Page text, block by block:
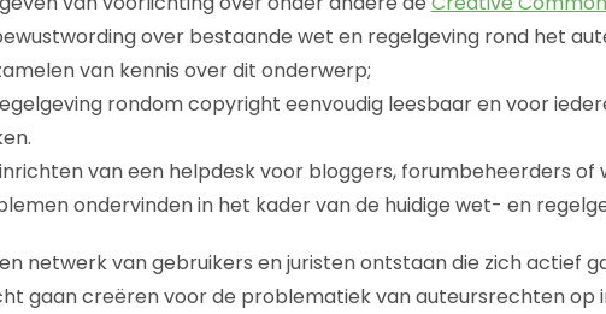
over bestaande wet en regelgeving rond het
van kennis over dit onderwerp;
rondom copyright eenvoudig leesbaar en voor
van een helpdesk voor bloggers, forumbeheerders of
ondervinden in het kader van de huidige wet- en
netwerk van gebruikers en juristen ontstaan die zich actief
gaan creëren voor de problematiek van auteursrechten op